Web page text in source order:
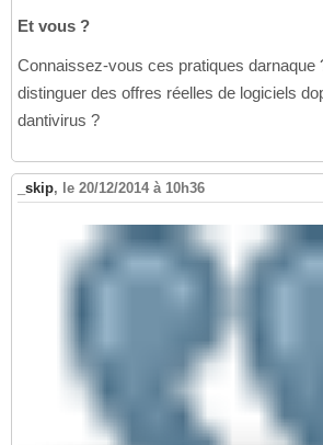
Et vous ?
Connaissez-vous ces pratiques darnaque
distinguer des offres réelles de logiciels
dantivirus ?
_skip, le 20/12/2014 à 10h36